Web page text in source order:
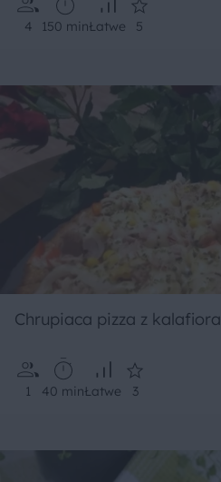
4 150 minŁatwe 5
Chrupiaca pizza z kalafiora
1 40 minŁatwe 3